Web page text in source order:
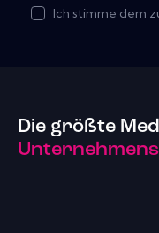
Ich stimme dem
Die größte